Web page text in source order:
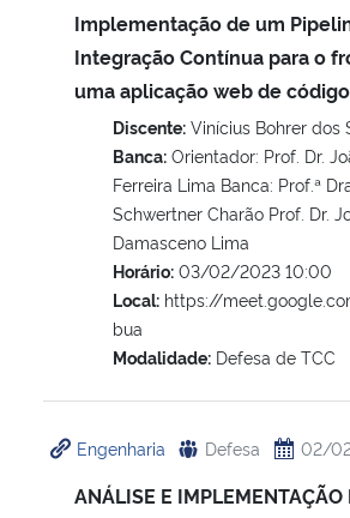
Implementação de um
Integração Contínua para o
uma aplicação web de
Discente: Vinícius Bohrer dos
Banca: Orientador: Prof. Dr.
Ferreira Lima Banca: Prof.ª
Schwertner Charão Prof. Dr.
Damasceno Lima
Horário: 03/02/2023 10:00
Local: https://
bua
Modalidade: Defesa de TCC
Engenharia Defesa 02/
ANÁLISE E IMPLEMENTAÇÃO